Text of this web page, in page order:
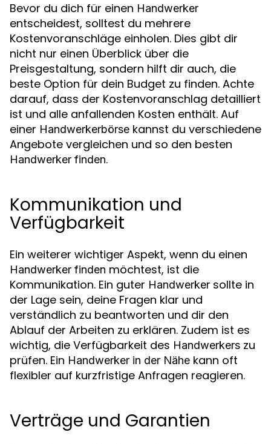
Bevor du dich für einen Handwerker
entscheidest, solltest du mehrere
Kostenvoranschläge einholen. Dies gibt dir
nicht nur einen Überblick über die
Preisgestaltung, sondern hilft dir auch, die
beste Option für dein Budget zu finden. Achte
darauf, dass der Kostenvoranschlag detailliert
ist und alle anfallenden Kosten enthält. Auf
einer Handwerkerbörse kannst du verschiedene
Angebote vergleichen und so den besten
Handwerker finden.
Kommunikation und
Verfügbarkeit
Ein weiterer wichtiger Aspekt, wenn du einen
Handwerker finden möchtest, ist die
Kommunikation. Ein guter Handwerker sollte in
der Lage sein, deine Fragen klar und
verständlich zu beantworten und dir den
Ablauf der Arbeiten zu erklären. Zudem ist es
wichtig, die Verfügbarkeit des Handwerkers zu
prüfen. Ein Handwerker in der Nähe kann oft
flexibler auf kurzfristige Anfragen reagieren.
Verträge und Garantien